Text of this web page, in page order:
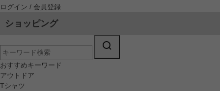
ログイン / 会員登録
ショッピング
おすすめキーワード
アウトドア
Tシャツ